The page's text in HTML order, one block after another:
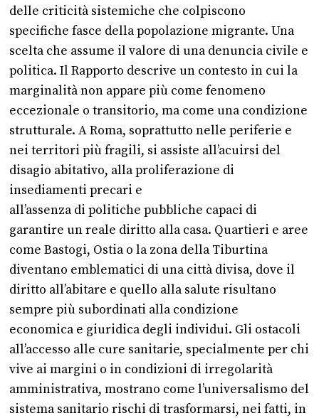
delle criticità sistemiche che colpiscono
specifiche fasce della popolazione migrante. Una
scelta che assume il valore di una denuncia civile e
politica. Il Rapporto descrive un contesto in cui la
marginalità non appare più come fenomeno
eccezionale o transitorio, ma come una condizione
strutturale. A Roma, soprattutto nelle periferie e
nei territori più fragili, si assiste all’acuirsi del
disagio abitativo, alla proliferazione di
insediamenti precari e
all’assenza di politiche pubbliche capaci di
garantire un reale diritto alla casa. Quartieri e aree
come Bastogi, Ostia o la zona della Tiburtina
diventano emblematici di una città divisa, dove il
diritto all’abitare e quello alla salute risultano
sempre più subordinati alla condizione
economica e giuridica degli individui. Gli ostacoli
all’accesso alle cure sanitarie, specialmente per chi
vive ai margini o in condizioni di irregolarità
amministrativa, mostrano come l’universalismo del
sistema sanitario rischi di trasformarsi, nei fatti, in